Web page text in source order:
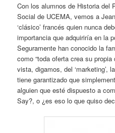
Con los alumnos de Historia del
Social de UCEMA, vemos a
‘clásico’ francés quien nunca
importancia que adquiriría en la
Seguramente han conocido la
como “toda oferta crea su
vista, digamos, del ‘marketing’,
tiene garantizado que
alguien que esté dispuesto a
Say?, o ¿es eso lo que quiso